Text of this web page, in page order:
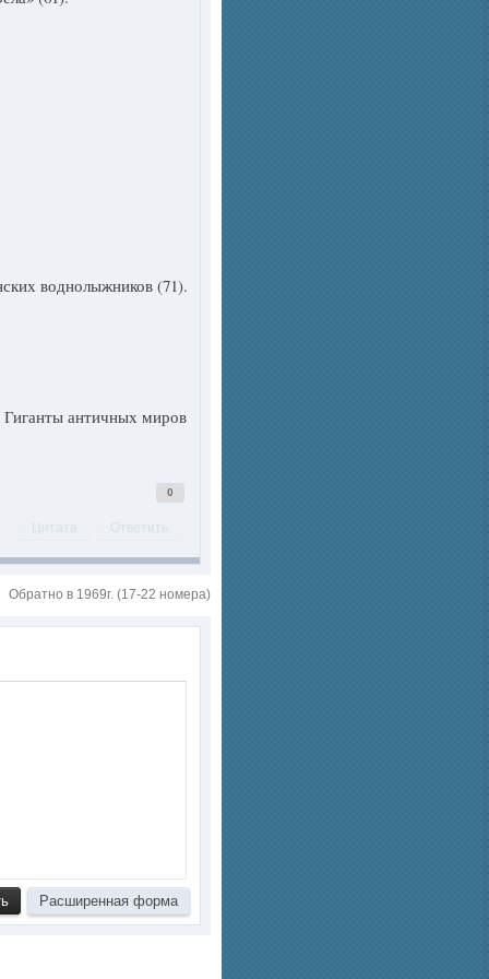
воднолыжников (71).
античных миров
0
Обратно в 1969г. (17-22 номера)